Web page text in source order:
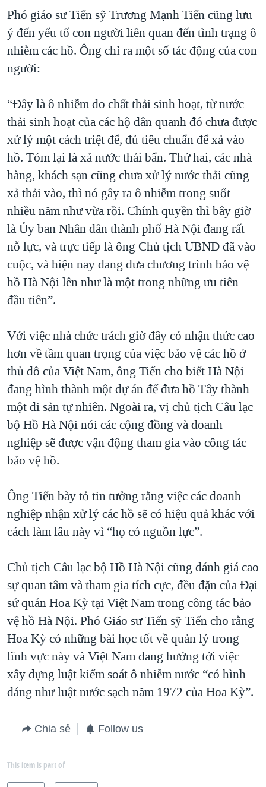
Phó giáo sư Tiến sỹ Trương Mạnh Tiến cũng lưu
ý đến yếu tố con người liên quan đến tình trạng ô
nhiễm các hồ. Ông chỉ ra một số tác động của con
người:
“Đây là ô nhiễm do chất thải sinh hoạt, từ nước
thải sinh hoạt của các hộ dân quanh đó chưa được
xử lý một cách triệt để, đủ tiêu chuẩn để xả vào
hồ. Tóm lại là xả nước thải bẩn. Thứ hai, các nhà
hàng, khách sạn cũng chưa xử lý nước thải cũng
xả thải vào, thì nó gây ra ô nhiễm trong suốt
nhiều năm như vừa rồi. Chính quyền thì bây giờ
là Ủy ban Nhân dân thành phố Hà Nội đang rất
nỗ lực, và trực tiếp là ông Chủ tịch UBND đã vào
cuộc, và hiện nay đang đưa chương trình bảo vệ
hồ Hà Nội lên như là một trong những ưu tiên
đầu tiên”.
Với việc nhà chức trách giờ đây có nhận thức cao
hơn về tầm quan trọng của việc bảo vệ các hồ ở
thủ đô của Việt Nam, ông Tiến cho biết Hà Nội
đang hình thành một dự án để đưa hồ Tây thành
một di sản tự nhiên. Ngoài ra, vị chủ tịch Câu lạc
bộ Hồ Hà Nội nói các cộng đồng và doanh
nghiệp sẽ được vận động tham gia vào công tác
bảo vệ hồ.
Ông Tiến bày tỏ tin tưởng rằng việc các doanh
nghiệp nhận xử lý các hồ sẽ có hiệu quả khác với
cách làm lâu này vì “họ có nguồn lực”.
Chủ tịch Câu lạc bộ Hồ Hà Nội cũng đánh giá cao
sự quan tâm và tham gia tích cực, đều đặn của Đại
sứ quán Hoa Kỳ tại Việt Nam trong công tác bảo
vệ hồ Hà Nội. Phó Giáo sư Tiến sỹ Tiến cho rằng
Hoa Kỳ có những bài học tốt về quản lý trong
lĩnh vực này và Việt Nam đang hướng tới việc
xây dựng luật kiểm soát ô nhiễm nước “có hình
dáng như luật nước sạch năm 1972 của Hoa Kỳ”.
Chia sẻ Follow us
This item is part of